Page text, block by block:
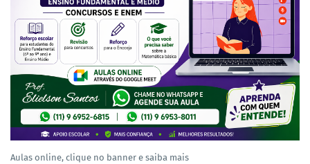
Aulas online, clique no banner e saiba mais